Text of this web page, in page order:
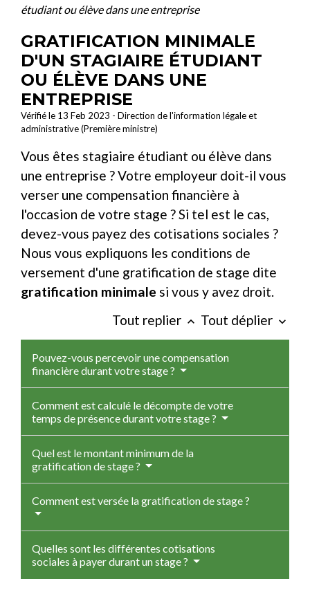
étudiant ou élève dans une entreprise
GRATIFICATION MINIMALE
D'UN STAGIAIRE ÉTUDIANT
OU ÉLÈVE DANS UNE
ENTREPRISE
Vérifié le 13 Feb 2023 - Direction de l'information légale et
administrative (Première ministre)
Vous êtes stagiaire étudiant ou élève dans
une entreprise ? Votre employeur doit-il vous
verser une compensation financière à
l'occasion de votre stage ? Si tel est le cas,
devez-vous payez des cotisations sociales ?
Nous vous expliquons les conditions de
versement d'une gratification de stage dite
gratification minimale si vous y avez droit.
Tout replier keyboard_arrow_up Tout déplier keyboard_arrow_down
Pouvez-vous percevoir une compensation
financière durant votre stage ?
Comment est calculé le décompte de votre
temps de présence durant votre stage ?
Quel est le montant minimum de la
gratification de stage ?
Comment est versée la gratification de stage ?
Quelles sont les différentes cotisations
sociales à payer durant un stage ?